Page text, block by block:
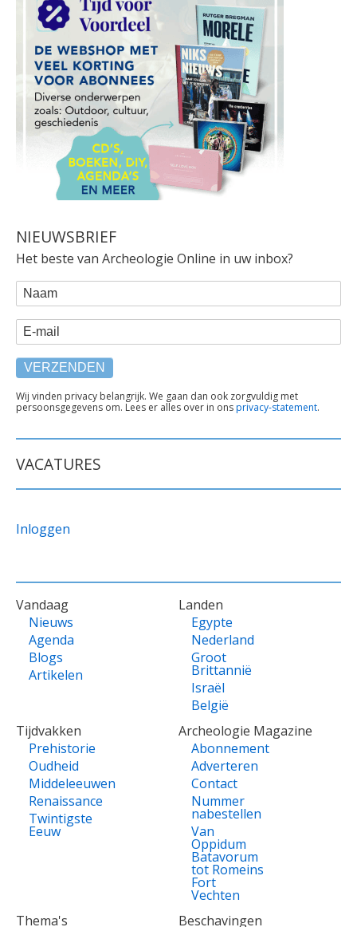
NIEUWSBRIEF
Het beste van Archeologie Online in uw inbox?
WEBFORM
Naam
E-mail
TEKST
ONDER
Wij vinden privacy belangrijk. We gaan dan ook zorgvuldig met
persoonsgegevens om. Lees er alles over in onsprivacy-statement.
VACATURES
Inloggen
VOET
Vandaag
Nieuws
Agenda
Blogs
Artikelen
Landen
Egypte
Nederland
Groot
Brittannië
Israël
België
Tijdvakken
Prehistorie
Oudheid
Middeleeuwen
Renaissance
Twintigste
Eeuw
Archeologie Magazine
Abonnement
Adverteren
Contact
Nummer
nabestellen
Van
Oppidum
Batavorum
tot Romeins
Fort
Vechten
Thema's
Beschavingen